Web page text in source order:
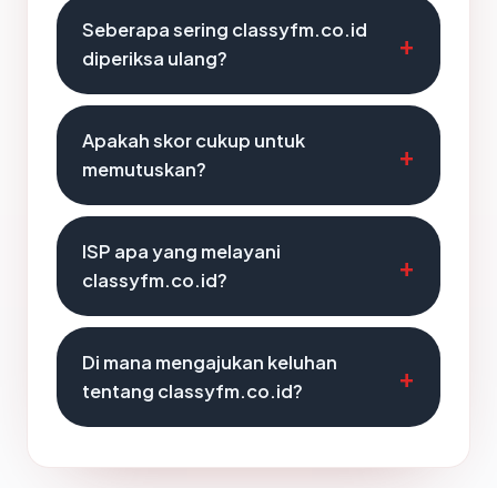
Seberapa sering classyfm.co.id
diperiksa ulang?
Apakah skor cukup untuk
memutuskan?
ISP apa yang melayani
classyfm.co.id?
Di mana mengajukan keluhan
tentang classyfm.co.id?